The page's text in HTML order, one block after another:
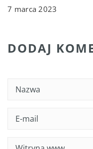
7 marca 2023
DODAJ